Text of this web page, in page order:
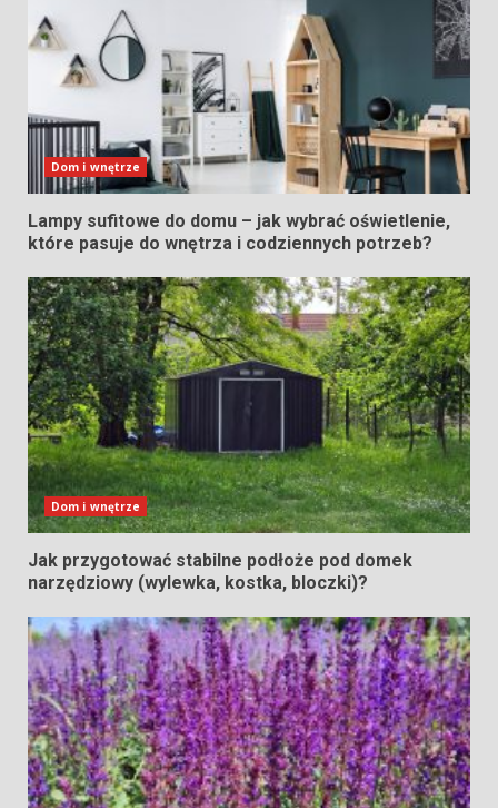
Dom i wnętrze
Lampy sufitowe do domu – jak wybrać oświetlenie,
które pasuje do wnętrza i codziennych potrzeb?
Dom i wnętrze
Jak przygotować stabilne podłoże pod domek
narzędziowy (wylewka, kostka, bloczki)?